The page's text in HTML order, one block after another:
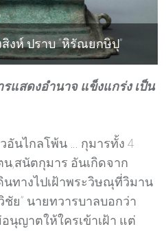
งห์ ปราบ “หิรัณยกษิปุ”
แสดงอำนาจ แข็งแกร่ง เป็น
อันไกลโพ้น … กุมารทั้ง 4
,สนัตกุมาร อันเกิดจาก
ทางไปเฝ้าพระวิษณุที่วิมาน
ย” นายทวารบาลบอกว่า
ญาตให้ใครเข้าเฝ้า แต่